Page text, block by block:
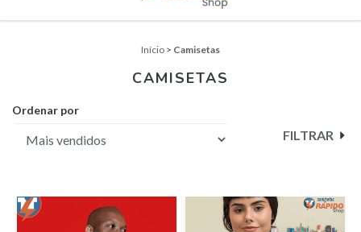
Início > Camisetas
CAMISETAS
Ordenar por
FILTRAR